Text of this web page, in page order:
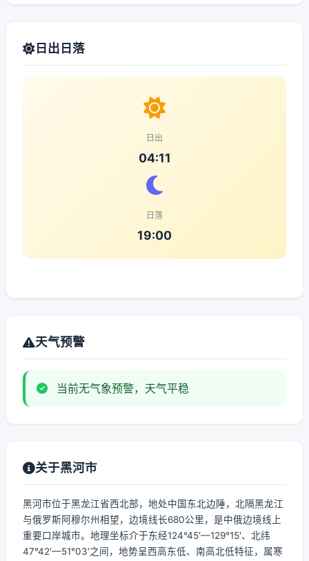
日出日落
日出
04:11
日落
19:00
天气预警
当前无气象预警，天气平稳
关于黑河市
黑河市位于黑龙江省西北部，地处中国东北边陲，北隔黑龙江
与俄罗斯阿穆尔州相望，边境线长680公里，是中俄边境线上
重要口岸城市。地理坐标介于东经124°45′—129°15′、北纬
47°42′—51°03′之间，地势呈西高东低、南高北低特征，属寒